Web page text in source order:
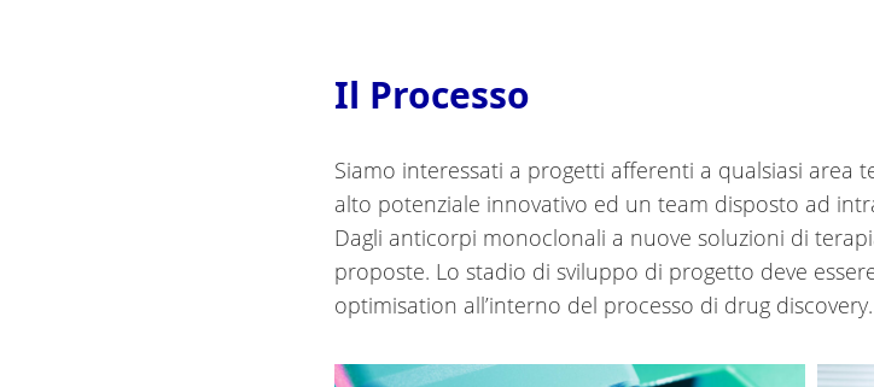
Il Processo
Siamo interessati a progetti afferenti a qualsiasi area
alto potenziale innovativo ed un team disposto ad
Dagli anticorpi monoclonali a nuove soluzioni di
proposte. Lo stadio di sviluppo di progetto deve
optimisation all’interno del processo di drug discovery.